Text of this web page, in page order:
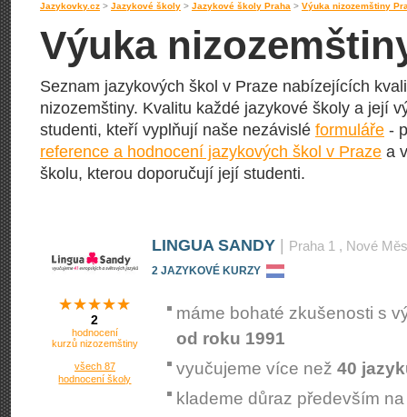
Jazykovky.cz > Jazykové školy > Jazykové školy Praha > Výuka nizozemštiny
Výuka
Seznam jazykových škol v Praze nabízejících
nizozemštiny. Kvalitu každé jazykové školy a její
studenti, kteří vyplňují naše nezávislé formuláře -
reference a hodnocení jazykových škol v Praze a
školu, kterou doporučují její studenti.
LINGUA SANDY Praha 1 , Nové
2 JAZYKOVÉ KURZY
2
hodnocení
kurzů nizozemštiny
všech 87
hodnocení školy
máme bohaté zkušenosti s
od roku 1991
vyučujeme více než 40
klademe důraz především